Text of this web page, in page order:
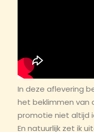
In deze aflevering
het beklimmen van
promotie niet altijd
En natuurlijk zet ik